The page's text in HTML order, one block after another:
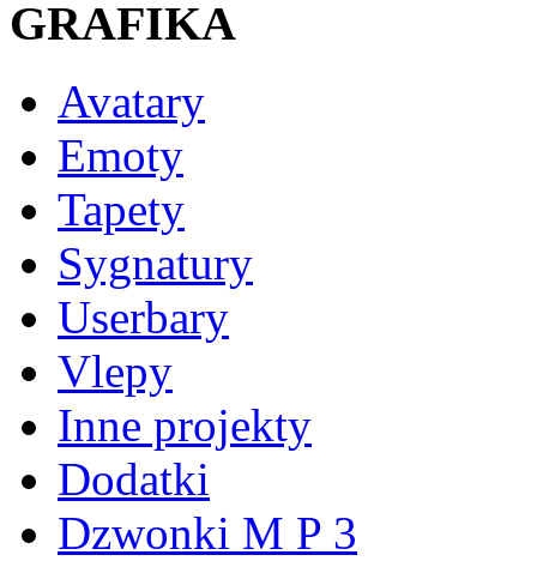
GRAFIKA
Avatary
Emoty
Tapety
Sygnatury
Userbary
Vlepy
Inne projekty
Dodatki
Dzwonki M P 3